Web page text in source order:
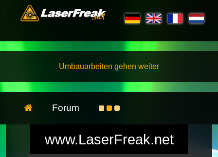
Umbauarbeiten gehen weiter
Forum
www.LaserFreak.net